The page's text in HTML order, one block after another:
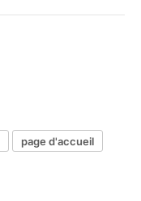
page d'accueil